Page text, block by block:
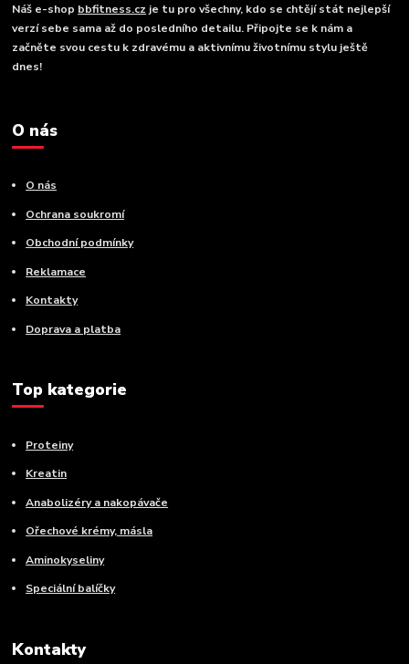
Náš e-shop bbfitness.cz je tu pro všechny, kdo se chtějí stát nejlepší
verzí sebe sama až do posledního detailu. Připojte se k nám a
začněte svou cestu k zdravému a aktivnímu životnímu stylu ještě
dnes!
O nás
O nás
Ochrana soukromí
Obchodní podmínky
Reklamace
Kontakty
Doprava a platba
Top kategorie
Proteiny
Kreatin
Anabolizéry a nakopávače
Ořechové krémy, másla
Aminokyseliny
Speciální balíčky
Kontakty